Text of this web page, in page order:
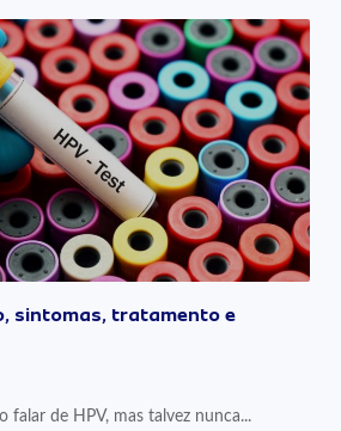
sintomas, tratamento e
falar de HPV, mas talvez nunca...